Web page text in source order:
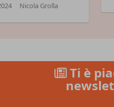
Nicola Grolla
Ti è